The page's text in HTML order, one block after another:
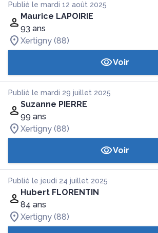
Publié le mardi 12 août 2025
Maurice LAPOIRIE
93 ans
Xertigny (88)
Voir
Publié le mardi 29 juillet 2025
Suzanne PIERRE
99 ans
Xertigny (88)
Voir
Publié le jeudi 24 juillet 2025
Hubert FLORENTIN
84 ans
Xertigny (88)